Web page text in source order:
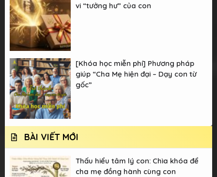
vi “tưởng hư” của con
[Khóa học miễn phí] Phương pháp
giúp “Cha Mẹ hiện đại – Dạy con từ
gốc”
BÀI VIẾT MỚI
Thấu hiểu tâm lý con: Chìa khóa để
cha mẹ đồng hành cùng con